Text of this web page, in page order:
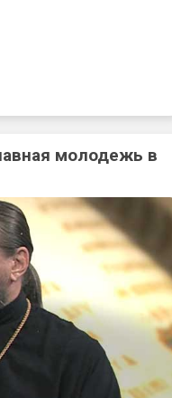
молодежь в